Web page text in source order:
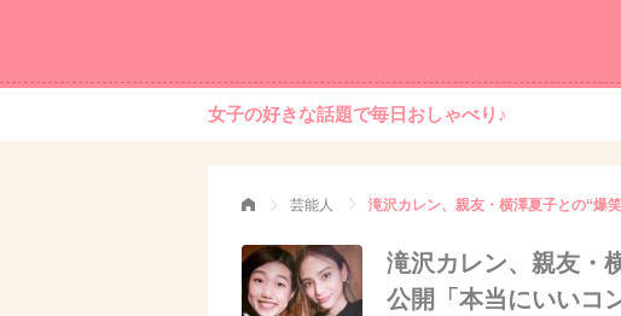
女子の好きな話題で毎日おしゃべり♪
芸能人
滝沢カレン、親友・
公開「本当にいいコ